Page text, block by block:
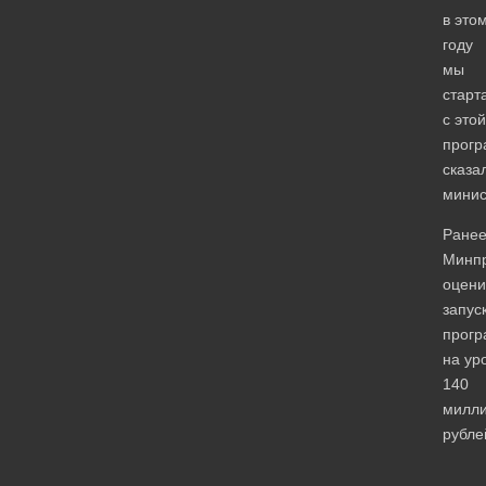
в
году
мы
с этой
Ранее
на
140